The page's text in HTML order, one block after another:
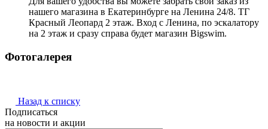
нашего магазина в Екатеринбурге на Ленина 24/8. ТГ
Красный Леопард 2 этаж. Вход с Ленина, по эскалатору
на 2 этаж и сразу справа будет магазин Bigswim.
Фотогалерея
Назад к списку
Подписаться
на новости и акции